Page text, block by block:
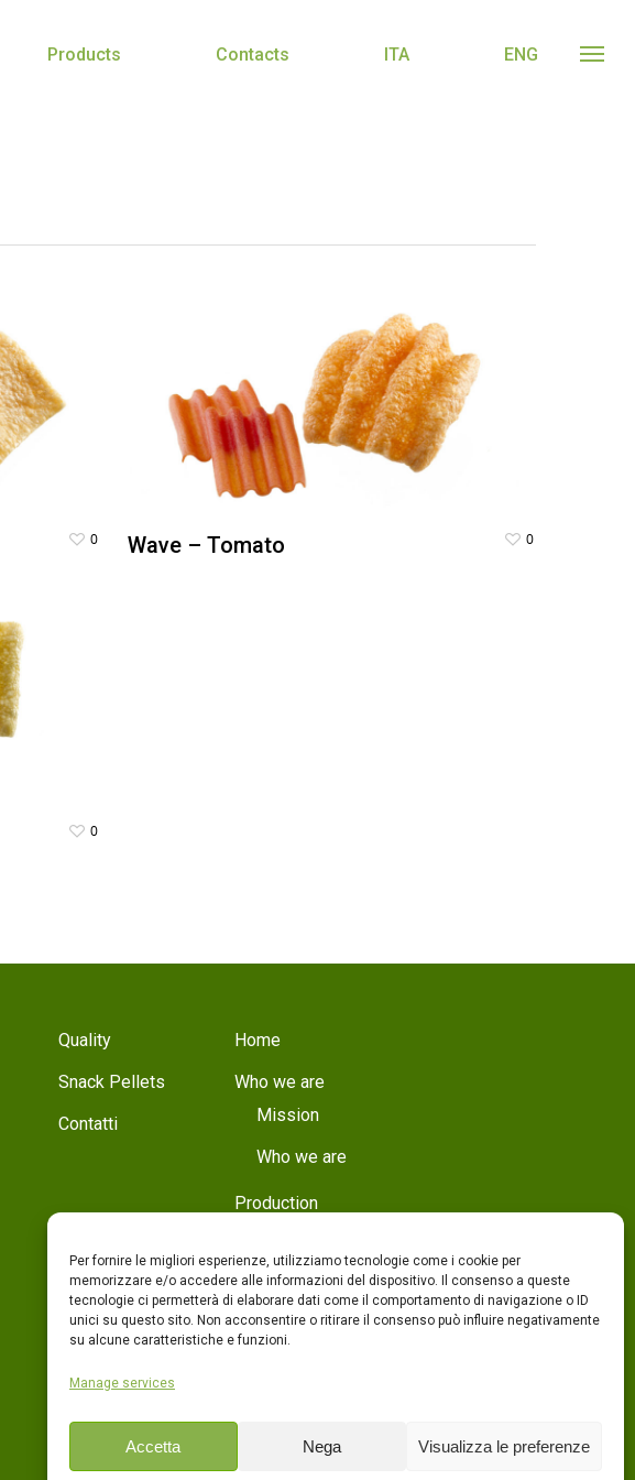
Per fornire le migliori esperienze, utilizziamo tecnologie come i cookie per
memorizzare e/o accedere alle informazioni del dispositivo. Il consenso a queste
tecnologie ci permetterà di elaborare dati come il comportamento di navigazione o ID
unici su questo sito. Non acconsentire o ritirare il consenso può influire negativamente
su alcune caratteristiche e funzioni.
Manage services
Accetta Nega Visualizza le preferenze
Products Contacts ITA ENG
0 Wave – Tomato 0
0
Quality
Snack Pellets
Contatti
Home
Who we are
Mission
Who we are
Production
Quality
Products